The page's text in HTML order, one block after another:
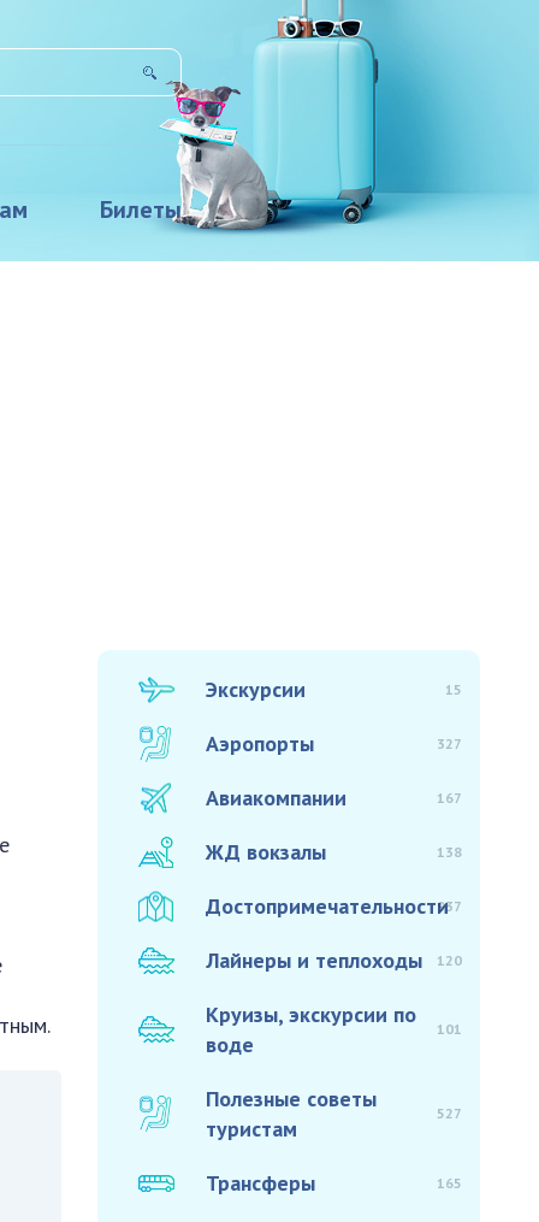
Билеты
Экскурсии 15
Аэропорты 327
Авиакомпании 167
ЖД вокзалы 138
Достопримечательности937
Лайнеры и теплоходы 120
Круизы, экскурсии по
воде
101
Полезные советы
туристам
527
Трансферы 165